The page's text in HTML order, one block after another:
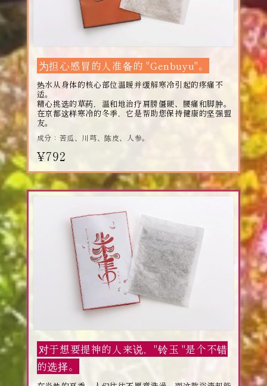
为担心感冒的人准备的 "Genbuyu"。
热水从身体的核心部位温暖并缓解寒冷引起的疼痛不
适。
精心挑选的草药，温和地治疗肩膀僵硬、腰痛和脚肿。
在京都这样寒冷的冬季，它是帮助您保持健康的坚强盟
友。
成分：苦瓜、川芎、陈皮、人参。
¥792
对于想要提神的人来说，"铃玉 "是个不错
的选择。